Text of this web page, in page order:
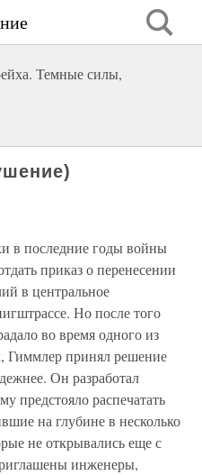
Темные силы,
в последние годы войны
приказ о перенесении
в центральное
Но после того
во время одного из
Гиммлер принял решение
Он разработал
предстояло распечатать
на глубине в несколько
не открывались еще с
инженеры,